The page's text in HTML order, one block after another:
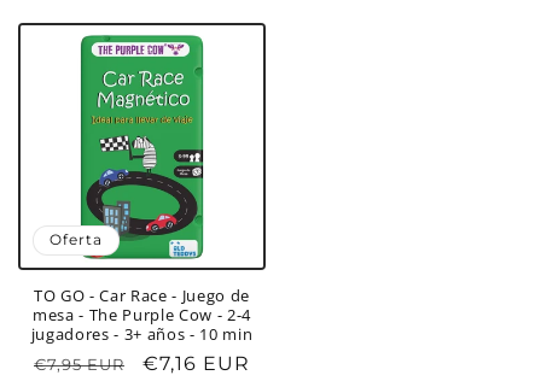
oferta
Oferta
TO GO - Car Race - Juego de
mesa - The Purple Cow - 2-4
jugadores - 3+ años - 10 min
Precio
€7,95 EUR
Precio
€7,16 EUR